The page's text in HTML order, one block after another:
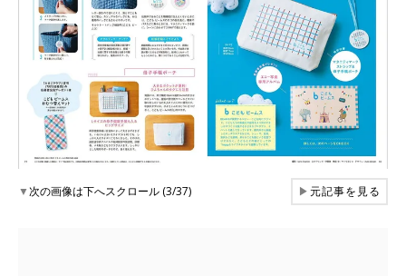
▼次の画像は下へスクロール (3/37) ▶元記事を見る